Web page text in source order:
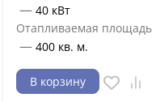
— 40 кВт
Отапливаемая площадь
— 400 кв. м.
В корзину